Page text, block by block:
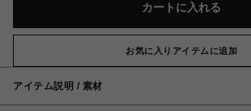
カートに入れる
お気に入りアイテムに追加
アイテム説明 / 素材